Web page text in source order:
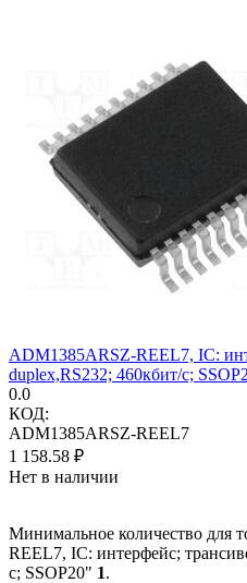
ADM1385ARSZ-REEL7, IC:
duplex,RS232; 460кбит/с;
0.0
КОД:
ADM1385ARSZ-REEL7
1 158.58 ₽
Нет в наличии
Минимальное количество для
REEL7, IC: интерфейс;
с; SSOP20" 1.